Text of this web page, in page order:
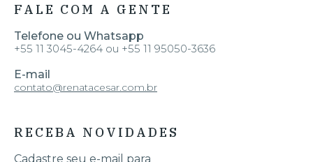
FALE COM A GENTE
Telefone ou Whatsapp
+55 11 3045-4264 ou +55 11 95050-3636
E-mail
contato@renatacesar.com.br
RECEBA NOVIDADES
Cadastre seu e-mail para